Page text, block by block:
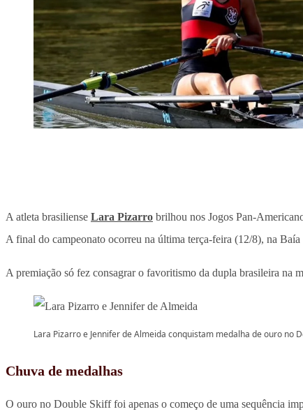
A atleta brasiliense Lara Pizarro brilhou nos Jogos Pan-
A final do campeonato ocorreu na última terça-feira (12/8), na Baía
A premiação só fez consagrar o favoritismo da dupla brasileira na
Lara Pizarro e Jennifer de Almeida conquistam medalha de ouro no
Chuva de medalhas
O ouro no Double Skiff foi apenas o começo de uma sequência